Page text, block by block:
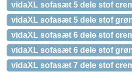
vidaXL sofasæt 5 dele stof
vidaXL sofasæt 5 dele stof
vidaXL sofasæt 6 dele stof
vidaXL sofasæt 6 dele stof
vidaXL sofasæt 7 dele stof